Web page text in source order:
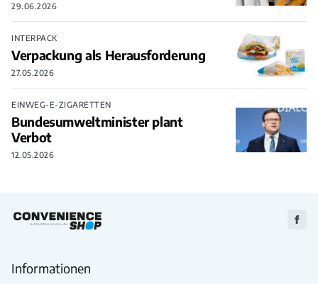
29.06.2026
INTERPACK
Verpackung als Herausforderung
27.05.2026
EINWEG-E-ZIGARETTEN
Bundesumweltminister plant
Verbot
12.05.2026
Zu
Informationen